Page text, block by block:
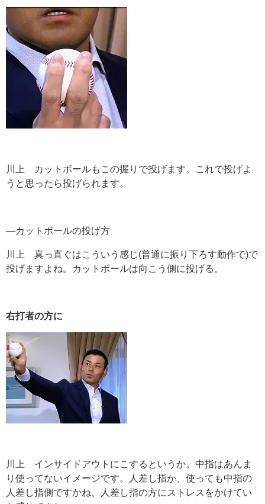
川上 カットボールもこの握りで投げます。これで投げよ
うと思ったら投げられます。
―カットボールの投げ方
川上 真っ直ぐはこういう感じ(普通に振り下ろす動作で)で
投げますよね。カットボールは向こう側に投げる。
右打者の方に
川上 インサイドアウトにこするというか。中指はあんま
り使ってないイメージです。人差し指か、使っても中指の
人差し指側ですかね。人差し指の方にストレスをかけてい